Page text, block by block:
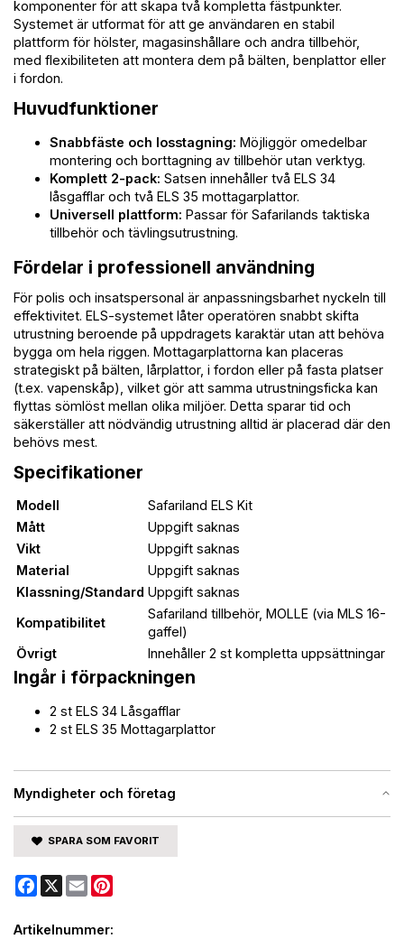
Myndigheter och företag
komponenter för att skapa två kompletta fästpunkter.
Systemet är utformat för att ge användaren en stabil
plattform för hölster, magasinshållare och andra tillbehör,
med flexibiliteten att montera dem på bälten, benplattor eller
i fordon.
Huvudfunktioner
Snabbfäste och losstagning: Möjliggör omedelbar
montering och borttagning av tillbehör utan verktyg.
Komplett 2-pack: Satsen innehåller två ELS 34
låsgafflar och två ELS 35 mottagarplattor.
Universell plattform: Passar för Safarilands taktiska
tillbehör och tävlingsutrustning.
Fördelar i professionell användning
För polis och insatspersonal är anpassningsbarhet nyckeln till
effektivitet. ELS-systemet låter operatören snabbt skifta
utrustning beroende på uppdragets karaktär utan att behöva
bygga om hela riggen. Mottagarplattorna kan placeras
strategiskt på bälten, lårplattor, i fordon eller på fasta platser
(t.ex. vapenskåp), vilket gör att samma utrustningsficka kan
flyttas sömlöst mellan olika miljöer. Detta sparar tid och
säkerställer att nödvändig utrustning alltid är placerad där den
behövs mest.
Specifikationer
Modell
Safariland ELS Kit
Mått
Uppgift saknas
Vikt
Uppgift saknas
Material
Uppgift saknas
Klassning/Standard Uppgift saknas
Kompatibilitet
Safariland tillbehör, MOLLE (via MLS 16-
gaffel)
Övrigt
Innehåller 2 st kompletta uppsättningar
Ingår i förpackningen
2 st ELS 34 Låsgafflar
2 st ELS 35 Mottagarplattor
SPARA SOM FAVORIT
Facebook
X Email
Artikelnummer: